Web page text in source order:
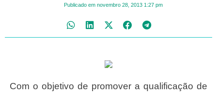
Publicado em novembro 28, 2013 1:27 pm
Com o objetivo de promover a qualificação de